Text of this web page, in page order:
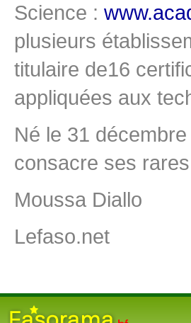
Science :
plusieurs
titulaire de16
appliquées aux
Né le 31
consacre ses
Moussa Diallo
Lefaso.net